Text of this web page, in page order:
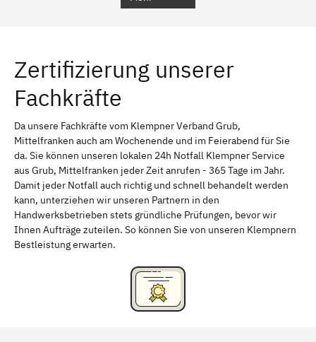
Erlangen Bamberg
Bayreuth
Schweinfurt Passau
Freising Rudelsdorf, Mittelfranken
Zertifizierung unserer
Fachkräfte
Da unsere Fachkräfte vom Klempner Verband Grub,
Mittelfranken auch am Wochenende und im Feierabend für Sie
da. Sie können unseren lokalen 24h Notfall Klempner Service
aus Grub, Mittelfranken jeder Zeit anrufen - 365 Tage im Jahr.
Damit jeder Notfall auch richtig und schnell behandelt werden
kann, unterziehen wir unseren Partnern in den
Handwerksbetrieben stets gründliche Prüfungen, bevor wir
Ihnen Aufträge zuteilen. So können Sie von unseren Klempnern
Bestleistung erwarten.